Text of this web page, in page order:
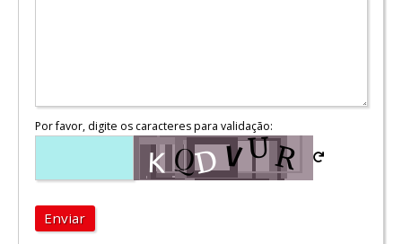
Por favor, digite os caracteres para validação:
Enviar